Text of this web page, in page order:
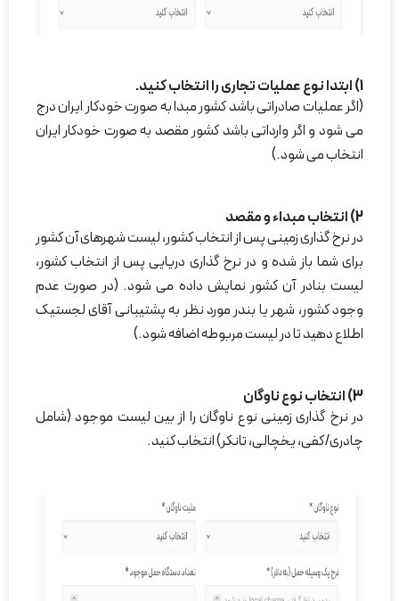
1) ابتدا نوع عملیات تجاری را انتخاب کنید.
(اگر عملیات صادراتی باشد کشور مبدا به صورت خودکار ایران درج
می شود و اگر وارداتی باشد کشور مقصد به صورت خودکار ایران
انتخاب می شود.)
2) انتخاب مبداء و مقصد
در نرخ گذاری زمینی پس از انتخاب کشور، لیست شهرهای آن کشور
برای شما باز شده و در نرخ گذاری دریایی پس از انتخاب کشور،
لیست بنادر آن کشور نمایش داده می شود. (در صورت عدم
وجود کشور، شهر یا بندر مورد نظر به پشتیبانی آقای لجستیک
اطلاع دهید تا در لیست مربوطه اضافه شود.)
3) انتخاب نوع ناوگان
در نرخ گذاری زمینی نوع ناوگان را از بین لیست موجود (شامل
چادری/کفی، یخچالی، تانکر) انتخاب کنید.